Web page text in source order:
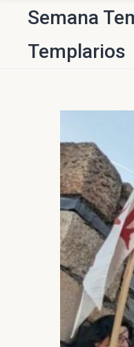
Semana
Templarios